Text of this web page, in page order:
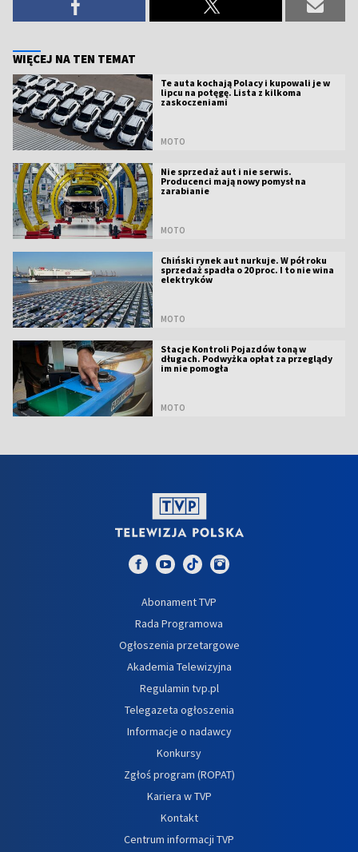
WIĘCEJ NA TEN TEMAT
Te auta kochają Polacy i kupowali je w
lipcu na potęgę. Lista z kilkoma
zaskoczeniami
MOTO
Nie sprzedaż aut i nie serwis.
Producenci mają nowy pomysł na
zarabianie
MOTO
Chiński rynek aut nurkuje. W pół roku
sprzedaż spadła o 20 proc. I to nie wina
elektryków
MOTO
Stacje Kontroli Pojazdów toną w
długach. Podwyżka opłat za przeglądy
im nie pomogła
MOTO
Abonament TVP
Rada Programowa
Ogłoszenia przetargowe
Akademia Telewizyjna
Regulamin tvp.pl
Telegazeta ogłoszenia
Informacje o nadawcy
Konkursy
Zgłoś program (ROPAT)
Kariera w TVP
Kontakt
Centrum informacji TVP